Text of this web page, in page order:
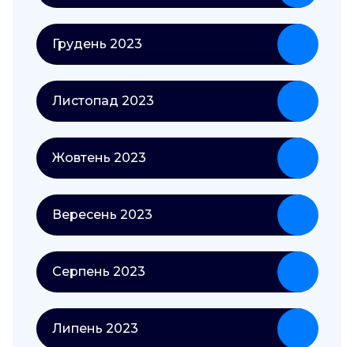
Грудень 2023
Листопад 2023
Жовтень 2023
Вересень 2023
Серпень 2023
Липень 2023